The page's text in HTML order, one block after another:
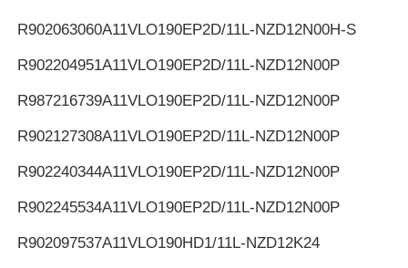
R902063060A11VLO190EP2D/11L-NZD12N00H-S
R902204951A11VLO190EP2D/11L-NZD12N00P
R987216739A11VLO190EP2D/11L-NZD12N00P
R902127308A11VLO190EP2D/11L-NZD12N00P
R902240344A11VLO190EP2D/11L-NZD12N00P
R902245534A11VLO190EP2D/11L-NZD12N00P
R902097537A11VLO190HD1/11L-NZD12K24